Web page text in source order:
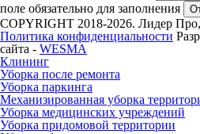
поле обязательно для заполнения
COPYRIGHT 2018-2026. Лидер
Политика конфиденциальности
сайта - WESMA
Клининг
Уборка после ремонта
Уборка паркинга
Механизированная уборка
Уборка медицинских учреждений
Уборка придомовой территории